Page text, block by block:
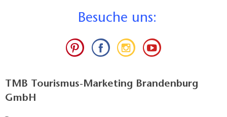
Besuche uns:
TMB Tourismus-Marketing Brandenburg
GmbH